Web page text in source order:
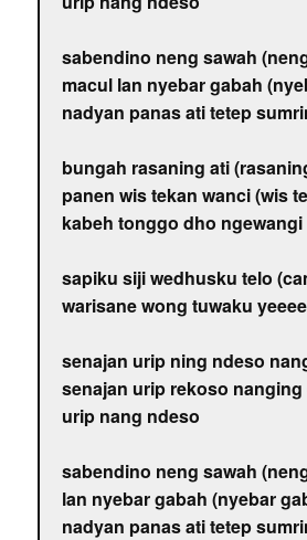
sabendino neng sawah
macul lan nyebar gabah
nadyan panas ati tetep
bungah rasaning ati
panen wis tekan wanci (wis
kabeh tonggo dho ngewangi
sapiku siji wedhusku telo
warisane wong tuwaku
senajan urip ning ndeso
senajan urip rekoso
urip nang ndeso
sabendino neng sawah
lan nyebar gabah (nyebar
nadyan panas ati tetep